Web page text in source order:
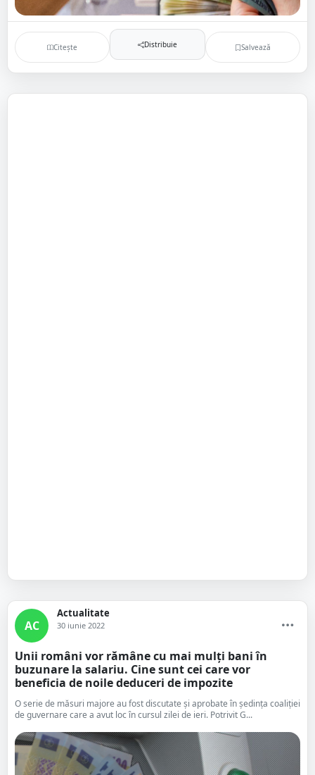
Citește Distribuie Salvează
AC
Actualitate
30 iunie 2022
Unii români vor rămâne cu mai mulți bani în
buzunare la salariu. Cine sunt cei care vor
beneficia de noile deduceri de impozite
O serie de măsuri majore au fost discutate și aprobate în ședința coaliției
de guvernare care a avut loc în cursul zilei de ieri. Potrivit G...